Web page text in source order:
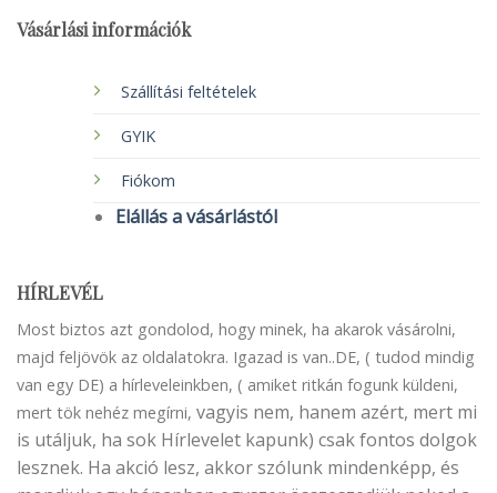
Vásárlási információk
Szállítási feltételek
GYIK
Fiókom
Elállás a vásárlástól
HÍRLEVÉL
Most biztos azt gondolod, hogy minek, ha akarok vásárolni,
majd feljövök az oldalatokra. Igazad is van..DE, ( tudod mindig
van egy DE) a hírleveleinkben, ( amiket ritkán fogunk küldeni,
mert tök nehéz megírni, vagyis nem, hanem azért, mert mi
is utáljuk, ha sok Hírlevelet kapunk) csak fontos dolgok
lesznek. Ha akció lesz, akkor szólunk mindenképp, és